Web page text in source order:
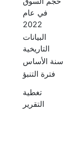
في عام
2022
البيانات
التاريخية
سنة الأساس
فترة التنبؤ
تغطية
التقرير